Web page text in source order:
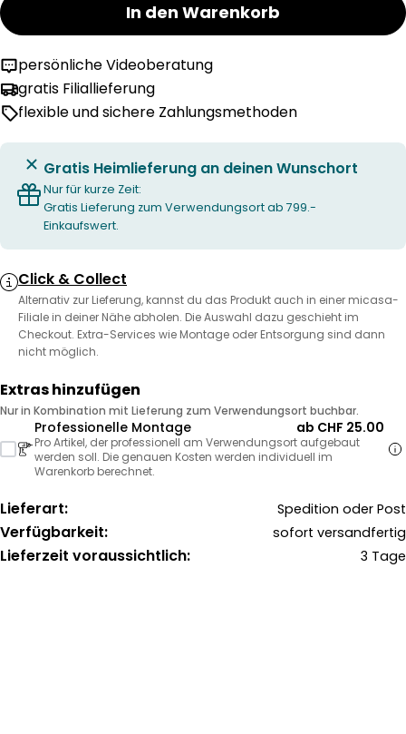
In den Warenkorb
persönliche Videoberatung
gratis Filiallieferung
flexible und sichere Zahlungsmethoden
Gratis Heimlieferung an deinen Wunschort
Nur für kurze Zeit:
Gratis Lieferung zum Verwendungsort ab 799.-
Einkaufswert.
Click & Collect
Alternativ zur Lieferung, kannst du das Produkt auch in einer micasa-
Filiale in deiner Nähe abholen. Die Auswahl dazu geschieht im
Checkout. Extra-Services wie Montage oder Entsorgung sind dann
nicht möglich.
Extras hinzufügen
Nur in Kombination mit Lieferung zum Verwendungsort buchbar.
Professionelle Montage ab CHF 25.00
Pro Artikel, der professionell am Verwendungsort aufgebaut
werden soll. Die genauen Kosten werden individuell im
Warenkorb berechnet.
Lieferart: Spedition oder Post
Verfügbarkeit: sofort versandfertig
Lieferzeit voraussichtlich: 3 Tage